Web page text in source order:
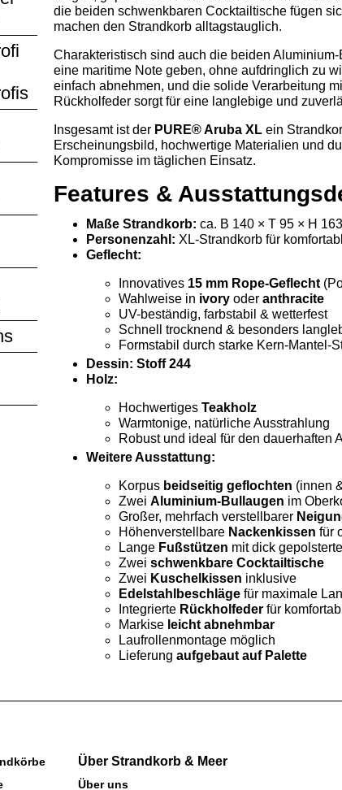
die beiden schwenkbaren Cocktailtische fügen
machen den Strandkorb alltagstauglich.
Charakteristisch sind auch die beiden
eine maritime Note geben, ohne aufdringlich zu
einfach abnehmen, und die solide Verarbeitung
Rückholfeder sorgt für eine langlebige und
Insgesamt ist der PURE® Aruba XL ein
Erscheinungsbild, hochwertige Materialien und
Kompromisse im täglichen Einsatz.
Features &
Maße Strandkorb: ca. B 140 × T 95 × H
Personenzahl: XL-Strandkorb für
Geflecht:
Innovatives 15 mm Rope-Geflecht
Wahlweise in ivory oder anthracite
UV-beständig, farbstabil & wetterfest
Schnell trocknend & besonders
Formstabil durch starke Kern-Mantel-
Dessin: Stoff 244
Holz:
Hochwertiges Teakholz
Warmtonige, natürliche Ausstrahlung
Robust und ideal für den dauerhaften
Weitere Ausstattung:
Korpus beidseitig geflochten (innen
Zwei Aluminium-Bullaugen im
Großer, mehrfach verstellbarer
Höhenverstellbare Nackenkissen für
Lange Fußstützen mit dick
Zwei schwenkbare Cocktailtische
Zwei Kuschelkissen inklusive
Edelstahlbeschläge für maximale
Integrierte Rückholfeder für
Markise leicht abnehmbar
Laufrollenmontage möglich
Lieferung aufgebaut auf Palette
Über Strandkorb & Meer
Über uns